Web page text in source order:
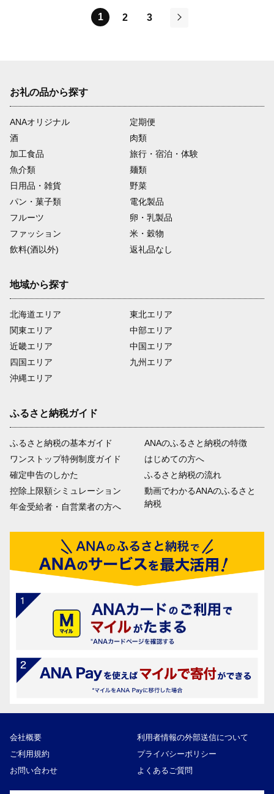
1 2
3
お礼の品から探す
ANAオリジナル
定期便
酒
肉類
加工食品
旅行・宿泊・体験
魚介類
麺類
日用品・雑貨
野菜
パン・菓子類
電化製品
フルーツ
卵・乳製品
ファッション
米・穀物
飲料(酒以外)
返礼品なし
地域から探す
北海道エリア
関東エリア
近畿エリア
四国エリア
沖縄エリア
東北エリア
中部エリア
中国エリア
九州エリア
ふるさと納税ガイド
ふるさと納税の基本ガイド
ワンストップ特例制度ガイド
確定申告のしかた
控除上限額シミュレーション
年金受給者・自営業者の方へ
ANAのふるさと納税の特徴
はじめての方へ
ふるさと納税の流れ
動画でわかるANAのふるさと
納税
会社概要
利用者情報の外部送信について
ご利用規約
プライバシーポリシー
お問い合わせ
よくあるご質問